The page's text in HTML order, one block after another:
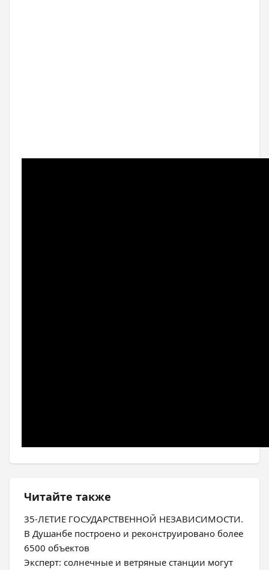
Читайте также
35-ЛЕТИЕ ГОСУДАРСТВЕННОЙ НЕЗАВИСИМОСТИ.
В Душанбе построено и реконструировано более
6500 объектов
Эксперт: солнечные и ветряные станции могут